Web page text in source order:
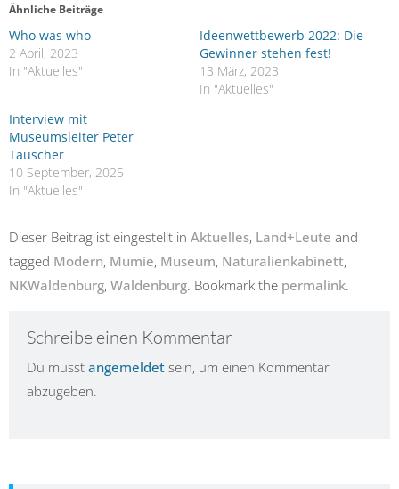
Ähnliche Beiträge
Who was who
2 April, 2023
In "Aktuelles"
Ideenwettbewerb 2022: Die
Gewinner stehen fest!
13 März, 2023
In "Aktuelles"
Interview mit
Museumsleiter Peter
Tauscher
10 September, 2025
In "Aktuelles"
Dieser Beitrag ist eingestellt in Aktuelles, Land+Leute and
tagged Modern, Mumie, Museum, Naturalienkabinett,
NKWaldenburg, Waldenburg. Bookmark the permalink.
Schreibe einen Kommentar
Du musst angemeldet sein, um einen Kommentar
abzugeben.